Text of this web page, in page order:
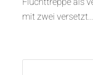
mit zwei versetzt...